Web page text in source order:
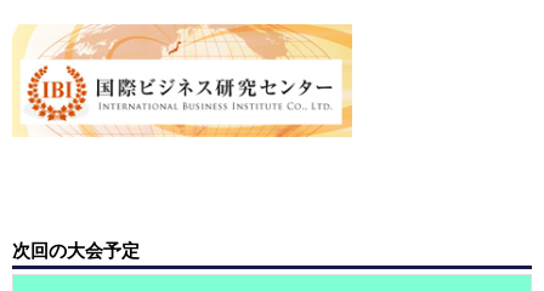
次回の大会予定